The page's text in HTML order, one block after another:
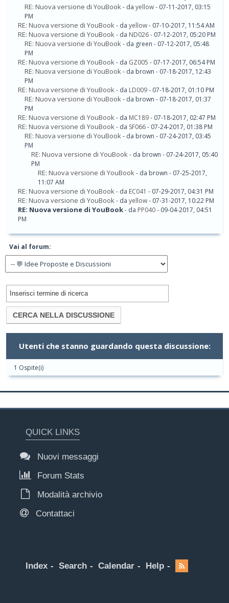
RE: Nuova versione di YouBook- da yellow- 07-11-2017, 03:15
PM
RE: Nuova versione di YouBook- da yellow- 07-10-2017, 11:54 AM
RE: Nuova versione di YouBook- da ND026- 07-12-2017, 05:20 PM
RE: Nuova versione di YouBook- da green - 07-12-2017, 05:48
PM
RE: Nuova versione di YouBook- da GZ005 - 07-17-2017, 06:54 PM
RE: Nuova versione di YouBook- da brown - 07-18-2017, 12:43
PM
RE: Nuova versione di YouBook- da LD009- 07-18-2017, 01:10 PM
RE: Nuova versione di YouBook- da brown - 07-18-2017, 01:37
PM
RE: Nuova versione di YouBook- da MC189- 07-18-2017, 02:47 PM
RE: Nuova versione di YouBook- da SF066- 07-24-2017, 01:38 PM
RE: Nuova versione di YouBook- da brown - 07-24-2017, 03:45
PM
RE: Nuova versione di YouBook- da brown - 07-24-2017, 05:40
PM
RE: Nuova versione di YouBook- da brown - 07-25-2017,
11:07 AM
RE: Nuova versione di YouBook- da EC041 - 07-29-2017, 04:31 PM
RE: Nuova versione di YouBook- da yellow- 07-31-2017, 10:22 PM
RE: Nuova versione di YouBook- da PP040- 09-04-2017, 04:51
PM
Vai al forum:
Utenti che stanno guardando questa discussione:
1 Ospite(i)
QUICK LINKS
Nuovi messaggi
Forum Stats
Modalità archivio
Contattaci
Index Search Calendar Help